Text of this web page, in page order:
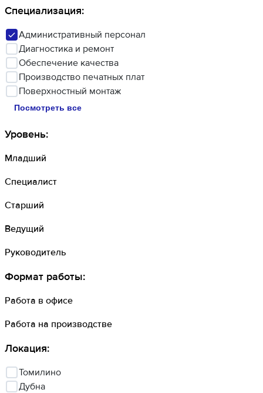
Специализация:
Административный персонал
Диагностика и ремонт
Обеспечение качества
Производство печатных плат
Поверхностный монтаж
Посмотреть все
Уровень:
Младший
Специалист
Старший
Ведущий
Руководитель
Формат работы:
Работа в офисе
Работа на производстве
Локация:
Томилино
Дубна